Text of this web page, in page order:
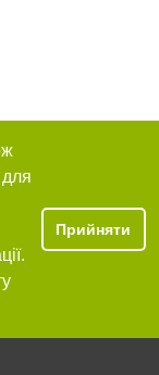
для
Прийняти